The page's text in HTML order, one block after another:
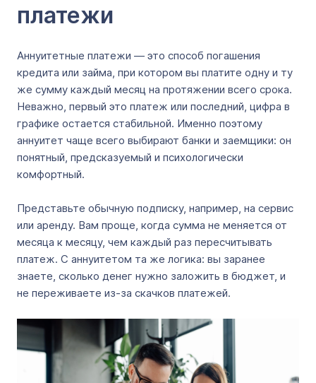
платежи
Аннуитетные платежи — это способ погашения
кредита или займа, при котором вы платите одну и ту
же сумму каждый месяц на протяжении всего срока.
Неважно, первый это платеж или последний, цифра в
графике остается стабильной. Именно поэтому
аннуитет чаще всего выбирают банки и заемщики: он
понятный, предсказуемый и психологически
комфортный.
Представьте обычную подписку, например, на сервис
или аренду. Вам проще, когда сумма не меняется от
месяца к месяцу, чем каждый раз пересчитывать
платеж. С аннуитетом та же логика: вы заранее
знаете, сколько денег нужно заложить в бюджет, и
не переживаете из-за скачков платежей.